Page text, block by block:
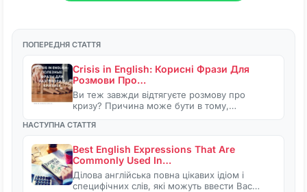
ПОПЕРЕДНЯ СТАТТЯ
Crisis in English: Корисні Фрази Для
Розмови Про…
Ви теж завжди відтягуєте розмову про
кризу? Причина може бути в тому,…
НАСТУПНА СТАТТЯ
Best English Expressions That Are
Commonly Used In…
Ділова англійська повна цікавих ідіом і
специфічних слів, які можуть ввести Вас…